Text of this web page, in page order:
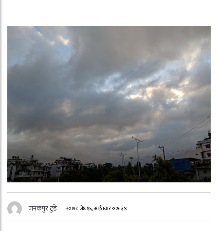
जनकपुर टुडे २०७८ जेष्ठ १६, आईतवार ०७:३४